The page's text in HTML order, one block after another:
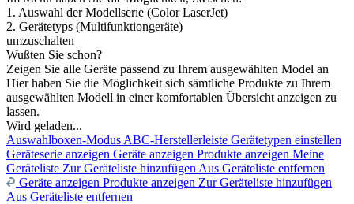
1. Auswahl der Modellserie (Color LaserJet)
2. Gerätetyps (Multifunktiongeräte)
umzuschalten
Wußten Sie schon?
Zeigen Sie alle Geräte passend zu Ihrem ausgewählten Model an
Hier haben Sie die Möglichkeit sich sämtliche Produkte zu Ihrem
ausgewählten Modell in einer komfortablen Übersicht anzeigen zu
lassen.
Wird geladen...
Auswahlboxen-Modus ABC-Herstellerleiste Gerätetypen einstellen
Geräteserie anzeigen Geräte anzeigen Produkte anzeigen Meine
Geräteliste Zur Geräteliste hinzufügen Aus Geräteliste entfernen
Geräte anzeigen Produkte anzeigen Zur Geräteliste hinzufügen
Aus Geräteliste entfernen